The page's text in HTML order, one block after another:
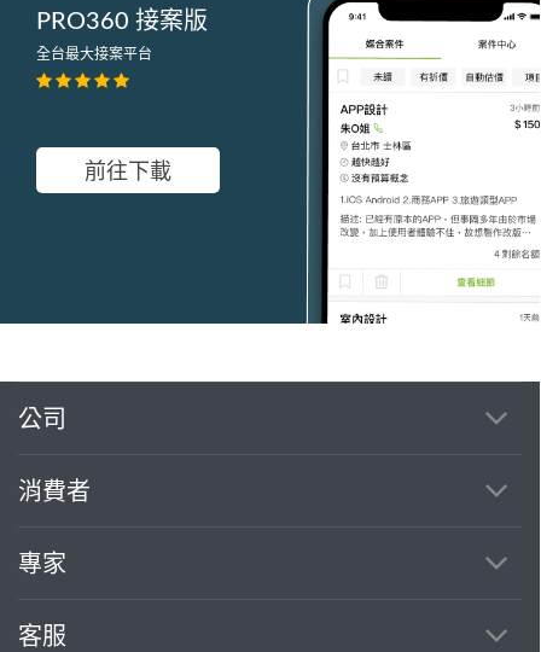
PRO360 接案版
全台最大接案平台
前往下載
公司
消費者
專家
客服
繼續完成